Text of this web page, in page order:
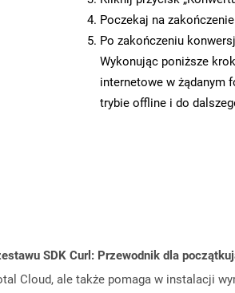
Poczekaj na
Po zakończeniu
Wykonując poniższe
internetowe w żądanym
trybie offline i do
SDK Curl: Przewodnik dla
Cloud, ale także pomaga w instalacji